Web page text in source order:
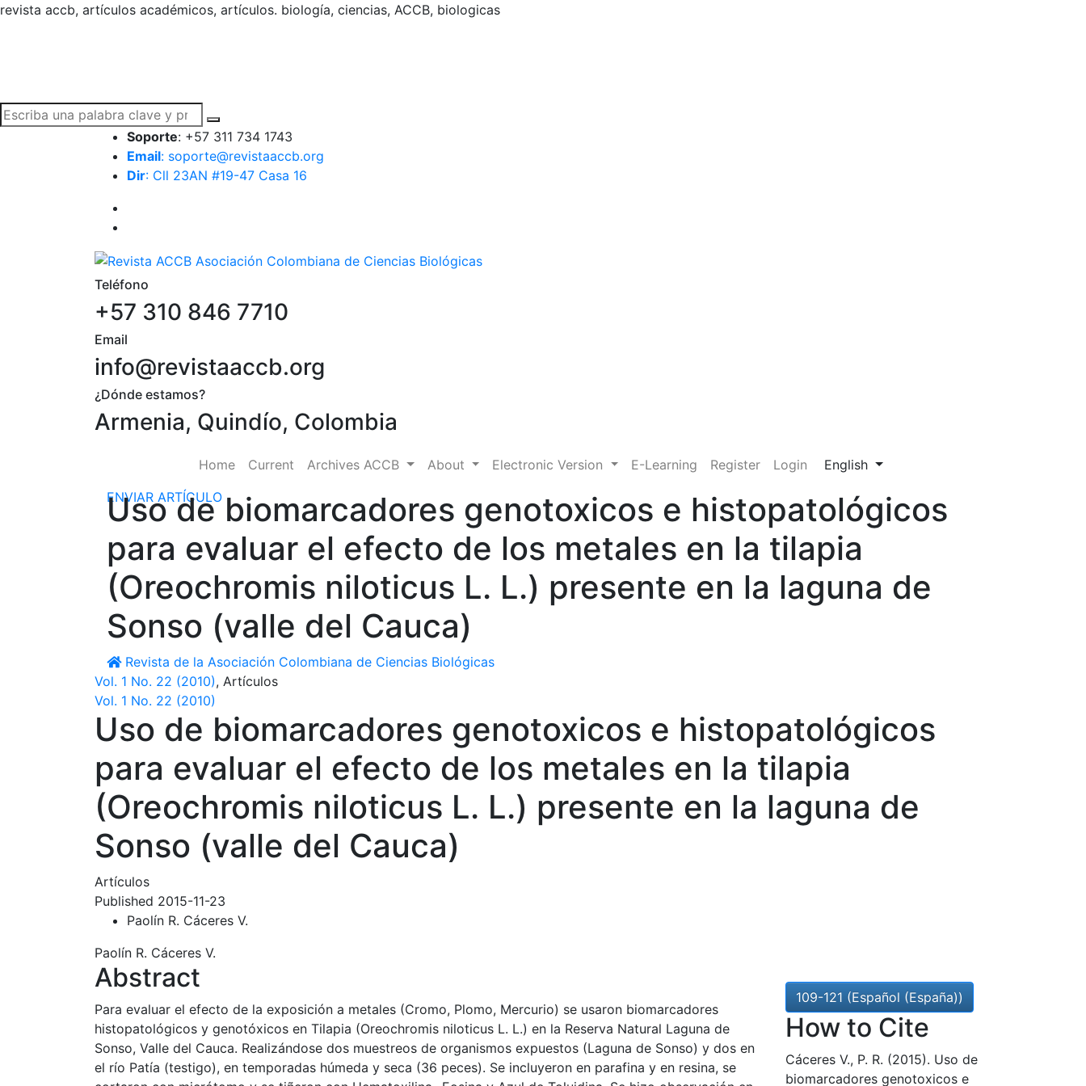
revista accb, artículos académicos, artículos. biología, ciencias, ACCB, biologicas
Soporte: +57 311 734 1743
Email: soporte@revistaaccb.org
Dir: Cll 23AN #19-47 Casa 16
Teléfono
+57 310 846 7710
Email
info@revistaaccb.org
¿Dónde estamos?
Armenia, Quindío, Colombia
Home Current Archives ACCB About Electronic Version E-Learning Register Login Change the language. The current
English
ENVIAR ARTÍCULO
Uso de biomarcadores genotoxicos e histopatológicos
para evaluar el efecto de los metales en la tilapia
(Oreochromis niloticus L. L.) presente en la laguna de
Sonso (valle del Cauca)
Revista de la Asociación Colombiana de Ciencias Biológicas
Vol. 1 No. 22 (2010), Artículos
Vol. 1 No. 22 (2010)
Uso de biomarcadores genotoxicos e histopatológicos
para evaluar el efecto de los metales en la tilapia
(Oreochromis niloticus L. L.) presente en la laguna de
Sonso (valle del Cauca)
Artículos
Published 2015-11-23
Paolín R. Cáceres V.
Paolín R. Cáceres V.
109-121 (Español (España))
How to Cite
Cáceres V., P. R. (2015). Uso de
biomarcadores genotoxicos e
Abstract
Para evaluar el efecto de la exposición a metales (Cromo, Plomo, Mercurio) se usaron biomarcadores
histopatológicos y genotóxicos en Tilapia (Oreochromis niloticus L. L.) en la Reserva Natural Laguna de
Sonso, Valle del Cauca. Realizándose dos muestreos de organismos expuestos (Laguna de Sonso) y dos en
el río Patía (testigo), en temporadas húmeda y seca (36 peces). Se incluyeron en parafina y en resina, se